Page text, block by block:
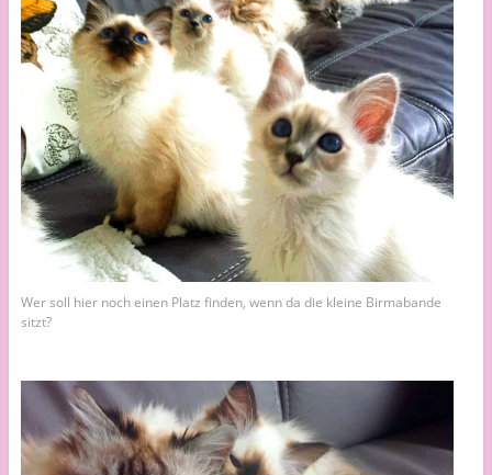
Wer soll hier noch einen Platz finden, wenn da die kleine Birmabande
sitzt?